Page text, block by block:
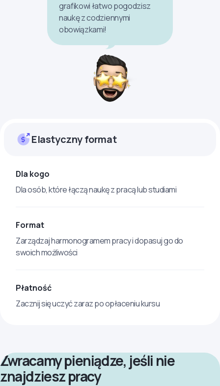
grafikowi łatwo pogodzisz
naukę z codziennymi
obowiązkami!
Elastyczny format
Dla kogo
Dla osób, które łączą naukę z pracą lub studiami
Format
Zarządzaj harmonogramem pracy i dopasuj go do
swoich możliwości
Płatność
Zacznij się uczyć zaraz po opłaceniu kursu
Zwracamy pieniądze, jeśli nie
znajdziesz pracy